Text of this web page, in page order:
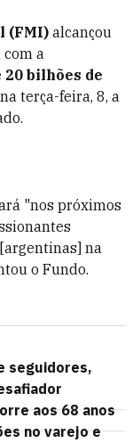
(FMI) alcançou
a
20 bilhões de
terça-feira, 8, a
"nos próximos
na
o Fundo.
seguidores,
aos 68 anos
no varejo e